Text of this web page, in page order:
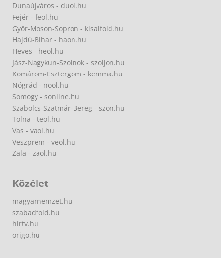
Dunaújváros - duol.hu
Fejér - feol.hu
Győr-Moson-Sopron - kisalfold.hu
Hajdú-Bihar - haon.hu
Heves - heol.hu
Jász-Nagykun-Szolnok - szoljon.hu
Komárom-Esztergom - kemma.hu
Nógrád - nool.hu
Somogy - sonline.hu
Szabolcs-Szatmár-Bereg - szon.hu
Tolna - teol.hu
Vas - vaol.hu
Veszprém - veol.hu
Zala - zaol.hu
Közélet
magyarnemzet.hu
szabadfold.hu
hirtv.hu
origo.hu